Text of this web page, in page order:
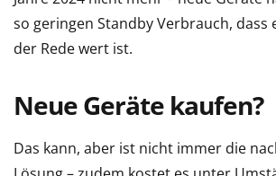
so geringen Standby Verbrauch, dass
der Rede wert ist.
Neue Geräte kaufen?
Das kann, aber ist nicht immer die